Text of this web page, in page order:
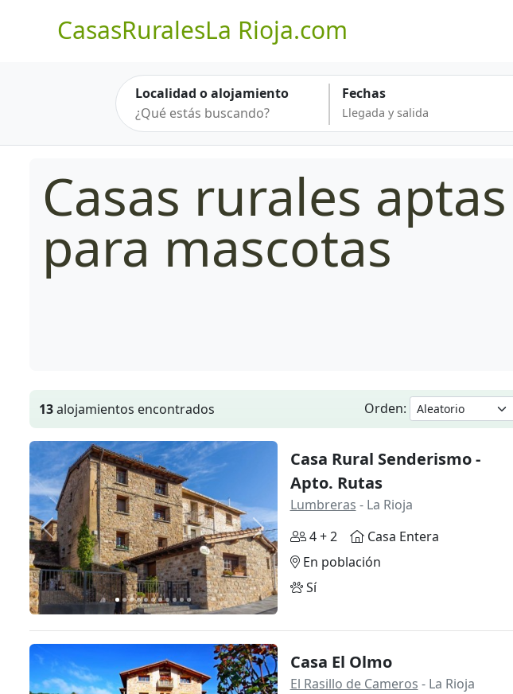
CasasRuralesLa Rioja.com
Localidad o alojamiento Fechas
Casas rurales aptas
para mascotas
13alojamientos encontrados Orden:
Anterior Siguiente
Casa Rural Senderismo -
Apto. Rutas
Lumbreras - La Rioja
4 + 2
Casa Entera
En población
Sí
Casa El Olmo
El Rasillo de Cameros - La Rioja